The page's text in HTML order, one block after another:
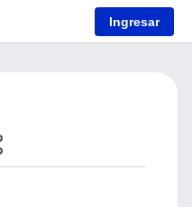
Ingresar